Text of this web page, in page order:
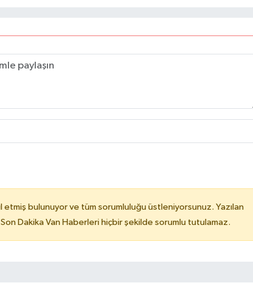
etmiş bulunuyor ve tüm sorumluluğu üstleniyorsunuz. Yazılan
Dakika Van Haberleri hiçbir şekilde sorumlu tutulamaz.